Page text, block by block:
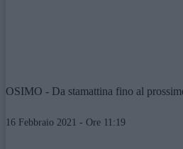
OSIMO - Da stamattina fino al
16 Febbraio 2021 - Ore 11:19